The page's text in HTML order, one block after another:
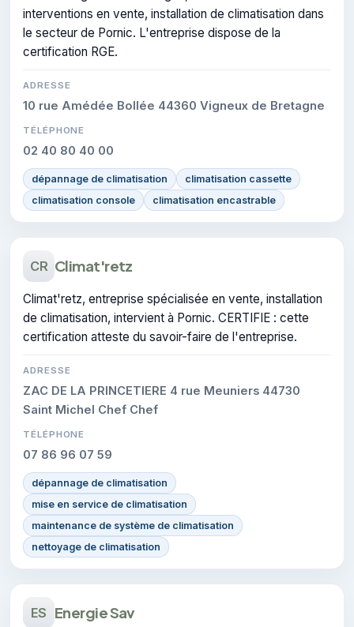
interventions en vente, installation de climatisation dans
le secteur de Pornic. L'entreprise dispose de la
certification RGE.
ADRESSE
10 rue Amédée Bollée 44360 Vigneux de Bretagne
TÉLÉPHONE
02 40 80 40 00
dépannage de climatisation
climatisation cassette
climatisation console
climatisation encastrable
CR Climat'retz
Climat'retz, entreprise spécialisée en vente, installation
de climatisation, intervient à Pornic. CERTIFIE : cette
certification atteste du savoir-faire de l'entreprise.
ADRESSE
ZAC DE LA PRINCETIERE 4 rue Meuniers 44730
Saint Michel Chef Chef
TÉLÉPHONE
07 86 96 07 59
dépannage de climatisation
mise en service de climatisation
maintenance de système de climatisation
nettoyage de climatisation
ES Energie Sav